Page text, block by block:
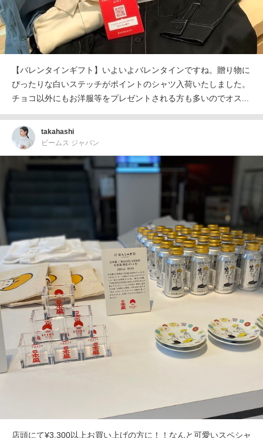
【バレンタインギフト】いよいよバレンタインですね。贈り物に
ぴったりな白いステッチがポイントのシャツ入荷いたしました。
チョコ以外にもお洋服等をプレゼントされる方も多いのでオス...
takahashi
ビームス ジャパン
店頭にて¥3,300以上お買い上げの方に！！なんと可愛いスペシャ